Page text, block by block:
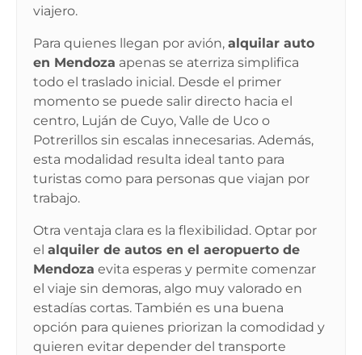
viajero.
Para quienes llegan por avión, alquilar auto
en Mendoza apenas se aterriza simplifica
todo el traslado inicial. Desde el primer
momento se puede salir directo hacia el
centro, Luján de Cuyo, Valle de Uco o
Potrerillos sin escalas innecesarias. Además,
esta modalidad resulta ideal tanto para
turistas como para personas que viajan por
trabajo.
Otra ventaja clara es la flexibilidad. Optar por
el alquiler de autos en el aeropuerto de
Mendoza evita esperas y permite comenzar
el viaje sin demoras, algo muy valorado en
estadías cortas. También es una buena
opción para quienes priorizan la comodidad y
quieren evitar depender del transporte